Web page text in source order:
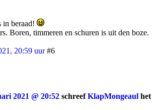
in beraad!
Boren, timmeren en schuren is uit den boze.
20:59 uur #6
2021 @ 20:52 schreefKlapMongeaul het